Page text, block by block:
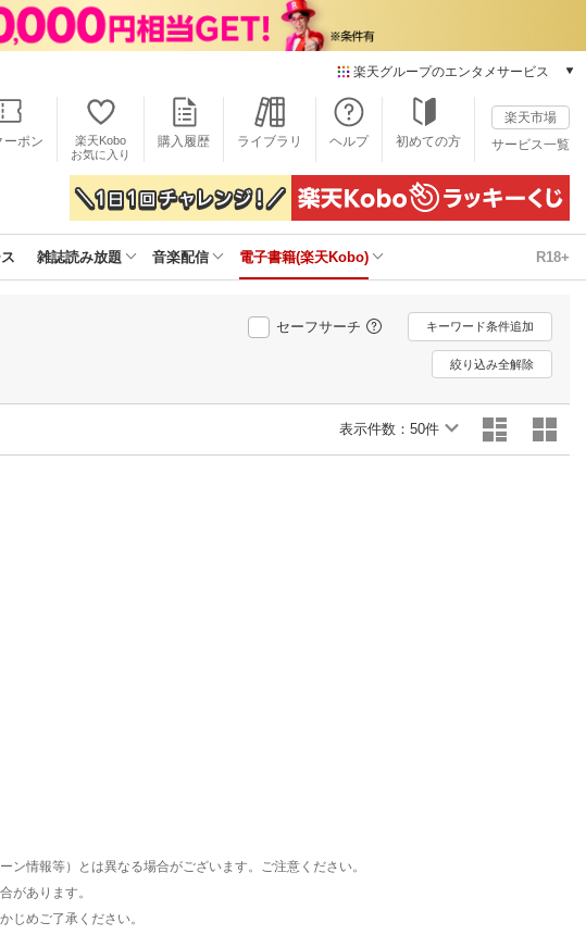
楽天グループのエンタメサービス
本/ゲーム/CD/DVD
楽天ブックス
電子書籍
楽天Kobo
雑誌読み放題
楽天ミュージック
動画配信
楽天TV
動画配信ガイド
Rチャンネル
ーポン
楽天Kobo
お気に入り
購入履歴 ライブラリ ヘルプ 初めての方
楽天市場
サービス一覧
雑誌読み放題 音楽配信 電子書籍(楽天Kobo) R18+
セーフサーチ キーワード条件追加
絞り込み全解除
表示件数： 50件
情報等）とは異なる場合がございます。ご注意ください。
があります。
じめご了承ください。